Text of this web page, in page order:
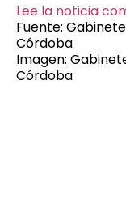
Lee la noticia
Fuente:
Córdoba
Imagen:
Córdoba